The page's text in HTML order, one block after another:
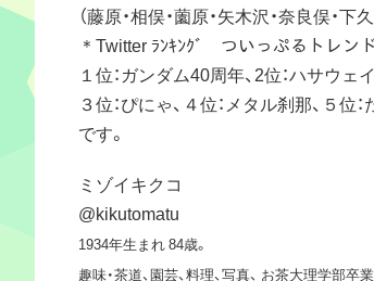
（藤原・相俣・薗原・矢木沢・奈良俣・
＊Twitter ﾗﾝｷﾝｸﾞ ついっぷるトレン
１位：ガンダム40周年、2位：ハサウェイ
３位：ぴにゃ、４位：メタル刹那、５位
です。
ミゾイキクコ
@kikutomatu
1934年生まれ 84歳。
趣味・茶道、園芸、料理、写真、 お茶大理学部卒業